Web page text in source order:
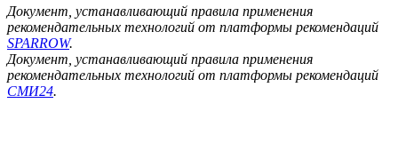
Документ, устанавливающий правила применения
рекомендательных технологий от платформы рекомендаций
SPARROW.
Документ, устанавливающий правила применения
рекомендательных технологий от платформы рекомендаций
СМИ24.